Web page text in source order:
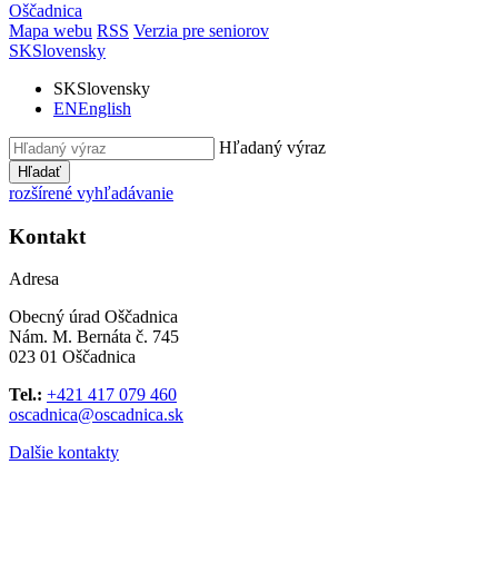
Oščadnica
Mapa webu RSS Verzia pre seniorov
SKSlovensky
SKSlovensky
ENEnglish
Hľadaný výraz
Hľadať
rozšírené vyhľadávanie
Kontakt
Adresa
Obecný úrad Oščadnica
Nám. M. Bernáta č. 745
023 01 Oščadnica
Tel.: +421 417 079 460
oscadnica@oscadnica.sk
Dalšie kontakty